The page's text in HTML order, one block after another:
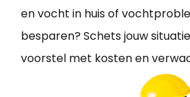
en vocht in huis of
besparen? Schets jouw
voorstel met kosten en